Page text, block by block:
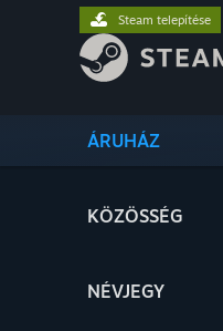
ÁRUHÁZ
KÖZÖSSÉG
NÉVJEGY
Steam telepítése